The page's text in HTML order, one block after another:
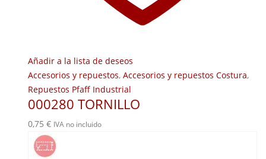
Añadir a la lista de deseos
Accesorios y repuestos, Accesorios y repuestos Costura,
Repuestos Pfaff Industrial
000280 TORNILLO
0,75 € IVA no incluido